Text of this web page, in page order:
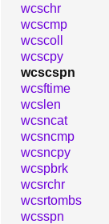
wcschr
wcscmp
wcscoll
wcscpy
wcscspn
wcsftime
wcslen
wcsncat
wcsncmp
wcsncpy
wcspbrk
wcsrchr
wcsrtombs
wcsspn